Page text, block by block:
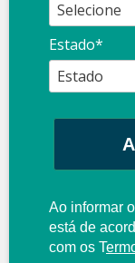
Estado*
Ao informar
está de
com os T